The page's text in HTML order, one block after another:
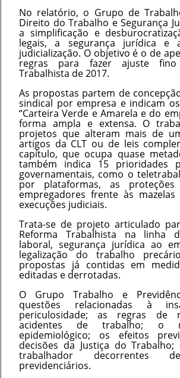
No relatório, o Grupo de
Direito do Trabalho e Segurança
a simplificação e
legais, a segurança jurídica e
judicialização. O objetivo é o de
regras para fazer ajuste
Trabalhista de 2017.
As propostas partem de
sindical por empresa e indicam
“Carteira Verde e Amarela e do
forma ampla e extensa. O
projetos que alteram mais de
artigos da CLT ou de leis
capítulo, que ocupa quase
também indica 15 prioridades
governamentais, como o
por plataformas, as
empregadores frente às
execuções judiciais.
Trata-se de projeto articulado
Reforma Trabalhista na linha
laboral, segurança jurídica ao
legalização do trabalho
propostas já contidas em
editadas e derrotadas.
O Grupo Trabalho e
questões relacionadas à
periculosidade; as regras de
acidentes de trabalho; o
epidemiológico; os efeitos
decisões da Justiça do
trabalhador decorrentes
previdenciários.